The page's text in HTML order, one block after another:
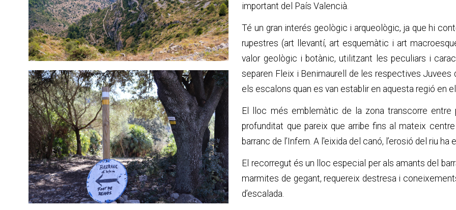
important del País Valencià.
Té un gran interés geològic i arqueològic, ja que hi
rupestres (art llevantí, art esquemàtic i art
valor geològic i botànic, utilitzant les peculiars i
separen Fleix i Benimaurell de les respectives Juvees
els escalons quan es van establir en aquesta regió en
El lloc més emblemàtic de la zona transcorre entre
profunditat que pareix que arribe fins al mateix
barranc de l’Infern. A l'eixida del canó, l’erosió del riu
El recorregut és un lloc especial per als amants del
marmites de gegant, requereix destresa i
d’escalada.